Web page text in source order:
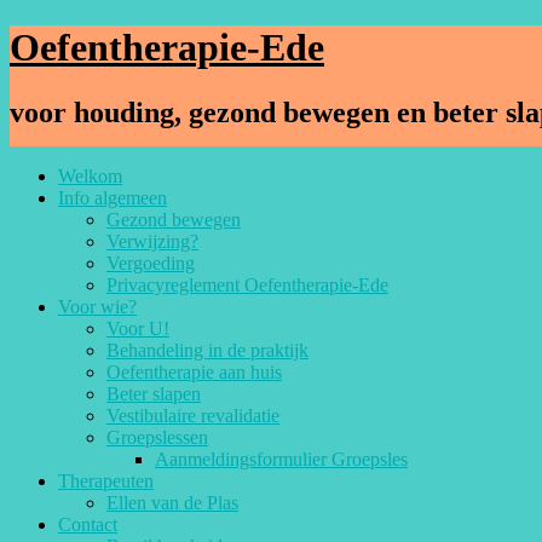
Oefentherapie-Ede
voor houding, gezond bewegen en beter
Welkom
Info algemeen
Gezond bewegen
Verwijzing?
Vergoeding
Privacyreglement Oefentherapie-Ede
Voor wie?
Voor U!
Behandeling in de praktijk
Oefentherapie aan huis
Beter slapen
Vestibulaire revalidatie
Groepslessen
Aanmeldingsformulier Groepsles
Therapeuten
Ellen van de Plas
Contact